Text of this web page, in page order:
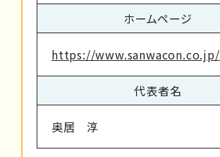
ホームページ
https://www.sanwacon.co.jp/
代表者名
奥居 淳